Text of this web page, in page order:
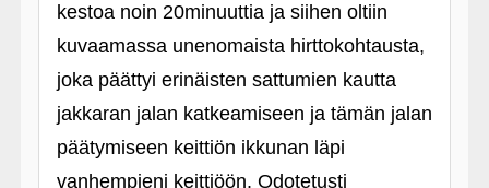
kestoa noin 20minuuttia ja siihen oltiin
kuvaamassa unenomaista hirttokohtausta,
joka päättyi erinäisten sattumien kautta
jakkaran jalan katkeamiseen ja tämän jalan
päätymiseen keittiön ikkunan läpi
vanhempieni keittiöön. Odotetusti